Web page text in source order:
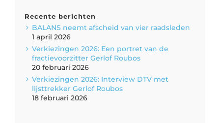
Recente berichten
BALANS neemt afscheid van vier raadsleden
1 april 2026
Verkiezingen 2026: Een portret van de
fractievoorzitter Gerlof Roubos
20 februari 2026
Verkiezingen 2026: Interview DTV met
lijsttrekker Gerlof Roubos
18 februari 2026